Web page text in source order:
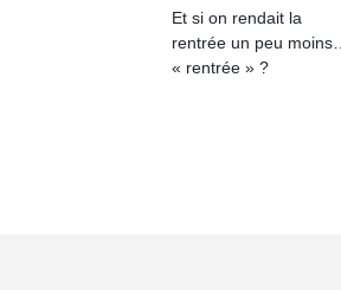
Et si on rendait la
rentrée un peu moins…
« rentrée » ?